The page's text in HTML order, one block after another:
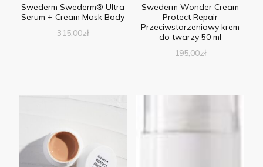
Swederm Swederm® Ultra
Serum + Cream Mask Body
315,00zł
Swederm Wonder Cream
Protect Repair
Przeciwstarzeniowy krem
do twarzy 50 ml
195,00zł